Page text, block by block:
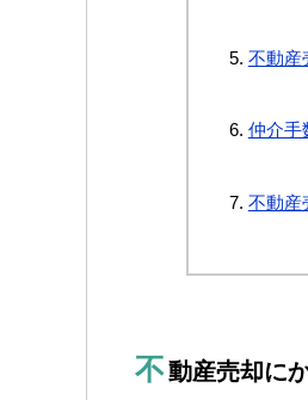
不動産
仲介手
不動産
不動産売却に